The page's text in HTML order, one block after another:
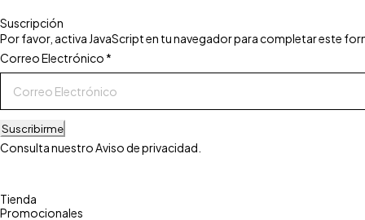
Suscripción
Por favor, activa JavaScript en tu navegador para completar este
Electrónico
Correo
Correo Electrónico *
Suscribirme
Consulta nuestroAviso de privacidad
Tienda
Promocionales